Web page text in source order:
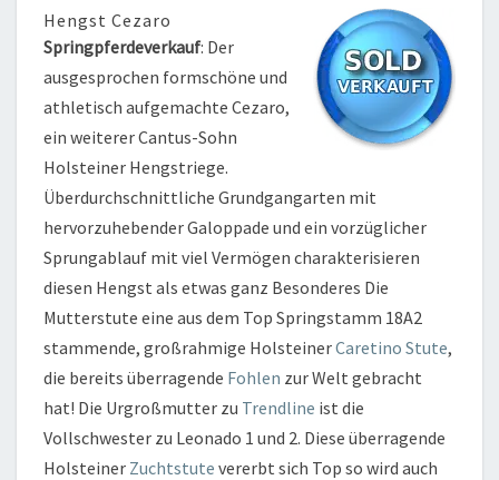
Hengst Cezaro
Springpferdeverkauf: Der
ausgesprochen formschöne und
athletisch aufgemachte Cezaro,
ein weiterer Cantus-Sohn
Holsteiner Hengstriege.
Überdurchschnittliche Grundgangarten mit
hervorzuhebender Galoppade und ein vorzüglicher
Sprungablauf mit viel Vermögen charakterisieren
diesen Hengst als etwas ganz Besonderes Die
Mutterstute eine aus dem Top Springstamm 18A2
stammende, großrahmige HolsteinerCaretino Stute,
die bereits überragende Fohlen zur Welt gebracht
hat! Die Urgroßmutter zu Trendline ist die
Vollschwester zu Leonado 1 und 2. Diese überragende
Holsteiner Zuchtstute vererbt sich Top so wird auch